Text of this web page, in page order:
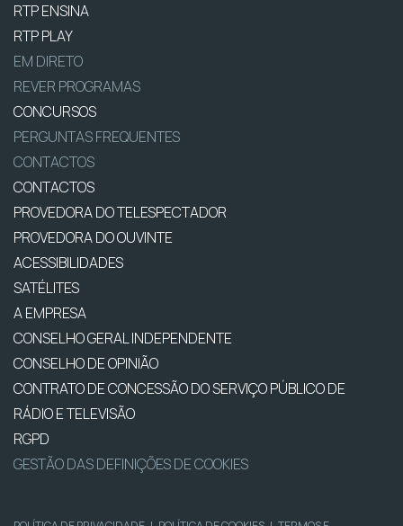
RTP ENSINA
RTP PLAY
EM DIRETO
REVER PROGRAMAS
CONCURSOS
PERGUNTAS FREQUENTES
CONTACTOS
CONTACTOS
PROVEDORA DO TELESPECTADOR
PROVEDORA DO OUVINTE
ACESSIBILIDADES
SATÉLITES
A EMPRESA
CONSELHO GERAL INDEPENDENTE
CONSELHO DE OPINIÃO
CONTRATO DE CONCESSÃO DO SERVIÇO PÚBLICO DE
RÁDIO E TELEVISÃO
RGPD
GESTÃO DAS DEFINIÇÕES DE COOKIES